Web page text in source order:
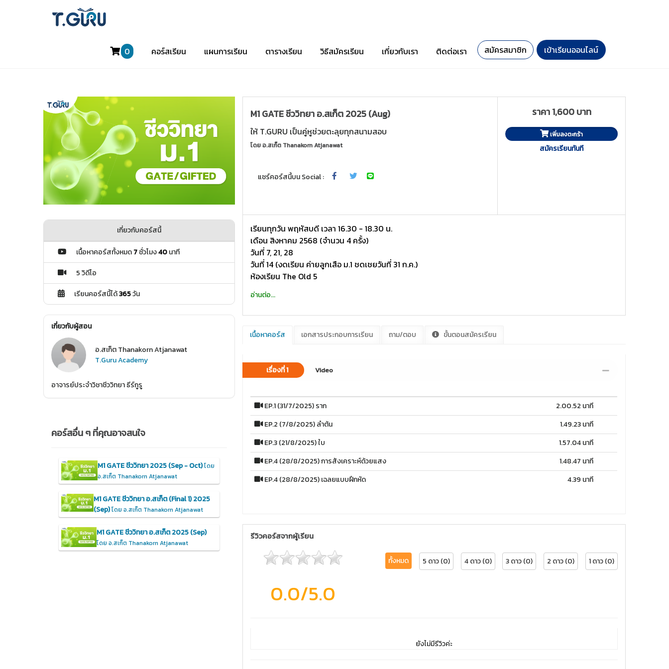
0 คอร์สเรียน แผนการเรียน ตารางเรียน วิธีสมัครเรียน เกี่ยวกับเรา ติดต่อเรา สมัครสมาชิก เข้าเรียนออนไลน์
M1 GATE ชีววิทยา อ.สเก็ต 2025 (Aug)
ให้ T.GURU เป็นคู่หูช่วยตะลุยทุกสนามสอบ
โดยอ.สเก็ต Thanakorn Atjanawat
แชร์คอร์สนี้บน Social :
ราคา 1,600 บาท
เพิ่มลงตะกร้า
สมัครเรียนทันที
เรียนทุกวัน พฤหัสบดี เวลา 16.30 - 18.30 น.
เดือน สิงหาคม 2568 (จำนวน 4 ครั้ง)
วันที่ 7, 21, 28
วันที่ 14 (งดเรียน ค่ายลูกเสือ ม.1 ชดเชยวันที่ 31 ก.ค.)
ห้องเรียน The Old 5
อ่านต่อ...
เนื้อหาคอร์ส เอกสารประกอบการเรียน ถาม/ตอบ ขั้นตอนสมัครเรียน
เรื่องที่ 1 Video
EP.1 (31/7/2025) ราก
2.00.52 นาที
EP.2 (7/8/2025) ลำต้น
1.49.23 นาที
EP.3 (21/8/2025) ใบ
1.57.04 นาที
EP.4 (28/8/2025) การสังเคราะห์ด้วยแสง
1.48.47 นาที
EP.4 (28/8/2025) เฉลยแบบฝึกหัด
4.39 นาที
รีวิวคอร์สจากผู้เรียน
0.0/5.0
ทั้งหมด 5 ดาว (0) 4 ดาว (0) 3 ดาว (0) 2 ดาว (0) 1 ดาว (0)
ยังไม่มีรีวิวค่ะ
เกี่ยวกับคอร์สนี้
เนื้อหาคอร์สทั้งหมด7ชั่วโมง40นาที
5 วิดีโอ
เรียนคอร์สนี้ได้365วัน
เกี่ยวกับผู้สอน
อ.สเก็ต Thanakorn Atjanawat
T.Guru Academy
อาจารย์ประจำวิชาชีววิทยา ธีร์กูรู
คอร์สอื่น ๆ ที่คุณอาจสนใจ
M1 GATE ชีววิทยา 2025 (Sep - Oct)โดย
อ.สเก็ต Thanakorn Atjanawat
M1 GATE ชีววิทยา อ.สเก็ต (Final 1) 2025
(Sep)โดย อ.สเก็ต Thanakorn Atjanawat
M1 GATE ชีววิทยา อ.สเก็ต 2025 (Sep)
โดย อ.สเก็ต Thanakorn Atjanawat